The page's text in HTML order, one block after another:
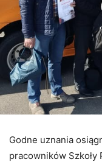
Godne uznania
pracowników